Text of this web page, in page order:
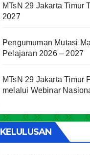
MTsN 29 Jakarta Timur
2027
Pengumuman Mutasi
Pelajaran 2026 – 2027
MTsN 29 Jakarta Timur
melalui Webinar
KELULUSAN